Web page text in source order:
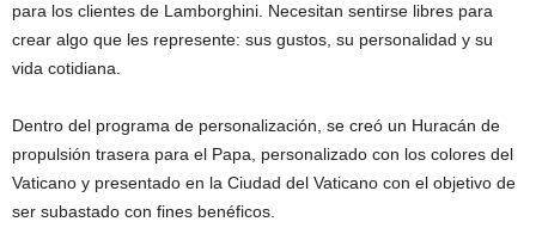
para los clientes de Lamborghini. Necesitan sentirse libres para
crear algo que les represente: sus gustos, su personalidad y su
vida cotidiana.
Dentro del programa de personalización, se creó un Huracán de
propulsión trasera para el Papa, personalizado con los colores del
Vaticano y presentado en la Ciudad del Vaticano con el objetivo de
ser subastado con fines benéficos.